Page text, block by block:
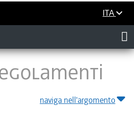
ITA
naviga nell'argomento